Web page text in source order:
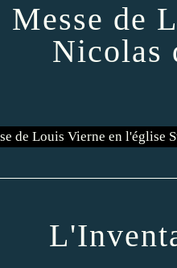
Messe de
Nicolas